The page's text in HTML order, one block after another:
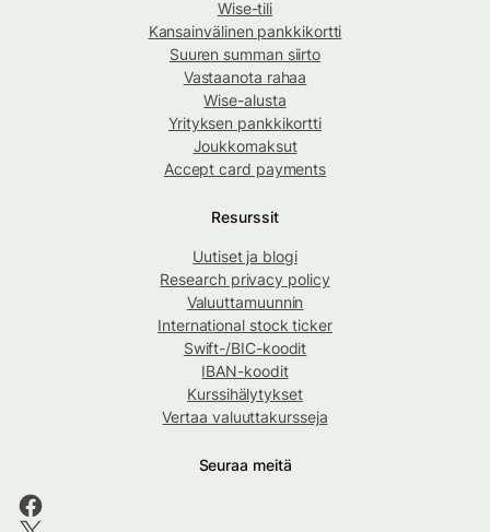
Wise-tili
Kansainvälinen pankkikortti
Suuren summan siirto
Vastaanota rahaa
Wise-alusta
Yrityksen pankkikortti
Joukkomaksut
Accept card payments
Resurssit
Uutiset ja blogi
Research privacy policy
Valuuttamuunnin
International stock ticker
Swift-/BIC-koodit
IBAN-koodit
Kurssihälytykset
Vertaa valuuttakursseja
Seuraa meitä